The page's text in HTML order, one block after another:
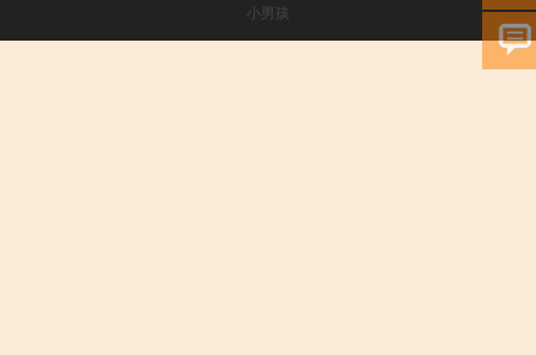
小男孩